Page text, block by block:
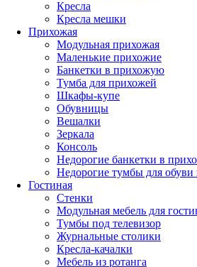
Кресла
Кресла мешки
Прихожая
Модульная прихожая
Маленькие прихожие
Банкетки в прихожую
Тумба для прихожей
Шкафы-купе
Обувницы
Вешалки
Зеркала
Консоль
Недорогие банкетки в
Недорогие тумбы для
Гостиная
Стенки
Модульная мебель для
Тумбы под телевизор
Журнальные столики
Кресла-качалки
Мебель из ротанга